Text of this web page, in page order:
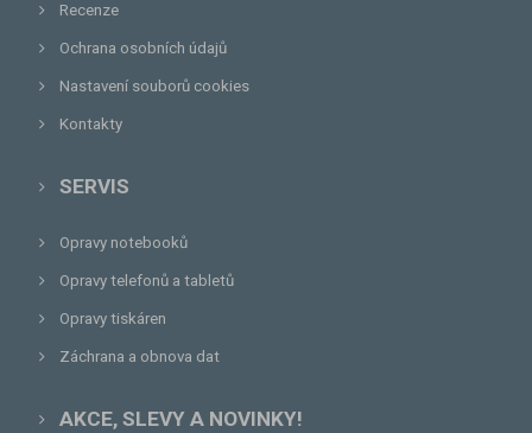
Recenze
Ochrana osobních údajů
Nastavení souborů cookies
Kontakty
SERVIS
Opravy notebooků
Opravy telefonů a tabletů
Opravy tiskáren
Záchrana a obnova dat
AKCE, SLEVY A NOVINKY!